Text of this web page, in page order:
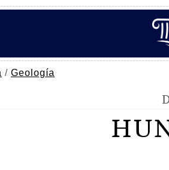
/ Geología